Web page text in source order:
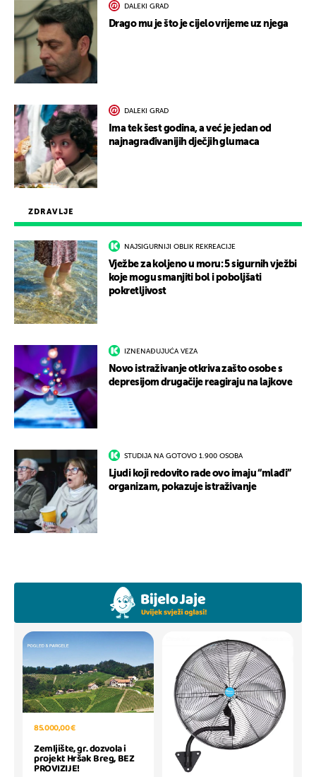
ZDRAVLJE
NAJSIGURNIJI OBLIK REKREACIJE
Vježbe za koljeno u moru: 5 sigurnih vježbi
koje mogu smanjiti bol i poboljšati
pokretljivost
IZNENAĐUJUĆA VEZA
Novo istraživanje otkriva zašto osobe s
depresijom drugačije reagiraju na lajkove
STUDIJA NA GOTOVO 1.900 OSOBA
Ljudi koji redovito rade ovo imaju “mlađi”
organizam, pokazuje istraživanje
DALEKI GRAD
Drago mu je što je cijelo vrijeme uz njega
DALEKI GRAD
Ima tek šest godina, a već je jedan od
najnagrađivanijih dječjih glumaca
85.000,00 €
Zemljište, gr. dozvola i
projekt Hršak Breg, BEZ
PROVIZIJE!